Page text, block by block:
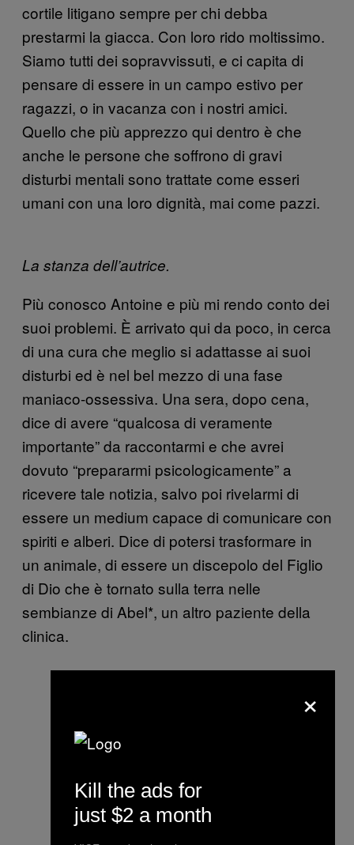
cortile litigano sempre per chi debba
prestarmi la giacca. Con loro rido moltissimo.
Siamo tutti dei sopravvissuti, e ci capita di
pensare di essere in un campo estivo per
ragazzi, o in vacanza con i nostri amici.
Quello che più apprezzo qui dentro è che
anche le persone che soffrono di gravi
disturbi mentali sono trattate come esseri
umani con una loro dignità, mai come pazzi.
La stanza dell’autrice.
Più conosco Antoine e più mi rendo conto dei
suoi problemi. È arrivato qui da poco, in cerca
di una cura che meglio si adattasse ai suoi
disturbi ed è nel bel mezzo di una fase
maniaco-ossessiva. Una sera, dopo cena,
dice di avere “qualcosa di veramente
importante” da raccontarmi e che avrei
dovuto “prepararmi psicologicamente” a
ricevere tale notizia, salvo poi rivelarmi di
essere un medium capace di comunicare con
spiriti e alberi. Dice di potersi trasformare in
un animale, di essere un discepolo del Figlio
di Dio che è tornato sulla terra nelle
sembianze di Abel*, un altro paziente della
clinica.
×
Kill the ads for
just $2 a month